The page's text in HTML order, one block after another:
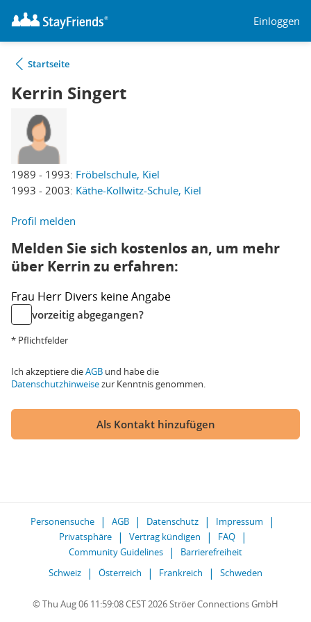
Einloggen
Startseite
Kerrin Singert
1989 - 1993: Fröbelschule, Kiel
1993 - 2003: Käthe-Kollwitz-Schule, Kiel
Profil melden
Melden Sie sich kostenlos an, um mehr
über Kerrin zu erfahren:
Frau Herr Divers keine Angabe
vorzeitig abgegangen?
* Pflichtfelder
Ich akzeptiere dieAGB und habe die
Datenschutzhinweisezur Kenntnis genommen.
Als Kontakt hinzufügen
Personensuche AGB Datenschutz
Impressum
Privatsphäre
Vertrag kündigen
FAQ
Community Guidelines
Barrierefreiheit
Schweiz
Österreich Frankreich Schweden
© Thu Aug 06 11:59:08 CEST 2026 Ströer Connections GmbH